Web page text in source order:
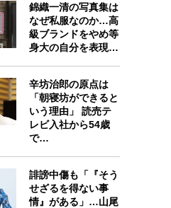
錦織一清の写真集は
なぜ私服なのか…高
級ブランドをやめ等
身大の自分を表現…
辛坊治郎の原点は
「朝寝坊ができると
いう理由」 読売テ
レビ入社から54歳
で…
誹謗中傷も「『そう
せざるを得ない事
情』がある」…山尾